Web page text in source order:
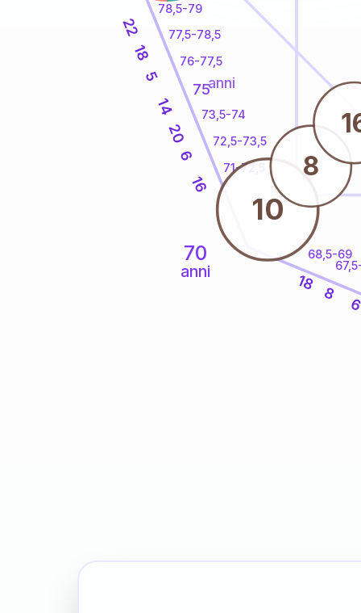
70
anni
68,5-69
71-72,5
72,5-73,5
73,5-74
76-77,5
77,5-78,5
78,5-79
6
8
18
16
6
20
14
5
18
22
10
8
75anni